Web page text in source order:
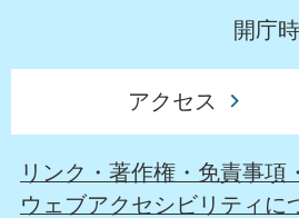
開庁
アクセス
リンク・著作権・免責事項
ウェブアクセシビリティに